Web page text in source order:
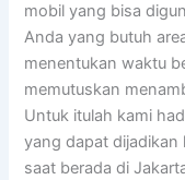
mobil yang bisa
Anda yang butuh
menentukan waktu
memutuskan
Untuk itulah kami
yang dapat dijadikan
saat berada di